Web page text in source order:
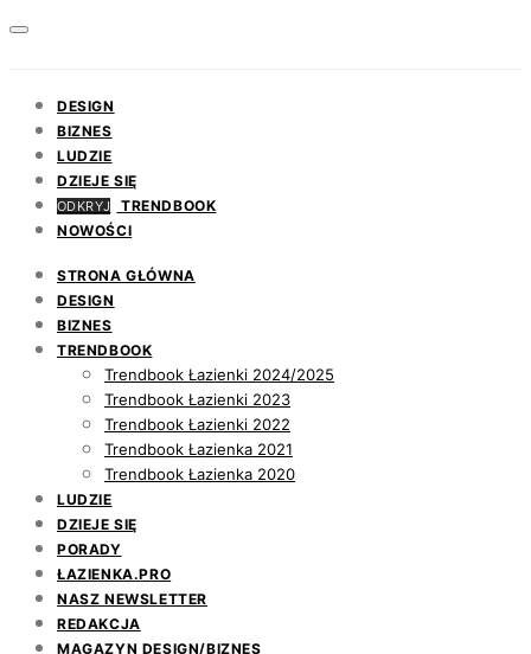
DESIGN
BIZNES
LUDZIE
DZIEJE SIĘ
ODKRYJ
TRENDBOOK
NOWOŚCI
STRONA GŁÓWNA
DESIGN
BIZNES
TRENDBOOK
Trendbook Łazienki 2024/2025
Trendbook Łazienki 2023
Trendbook Łazienki 2022
Trendbook Łazienka 2021
Trendbook Łazienka 2020
LUDZIE
DZIEJE SIĘ
PORADY
ŁAZIENKA.PRO
NASZ NEWSLETTER
REDAKCJA
MAGAZYN DESIGN/BIZNES